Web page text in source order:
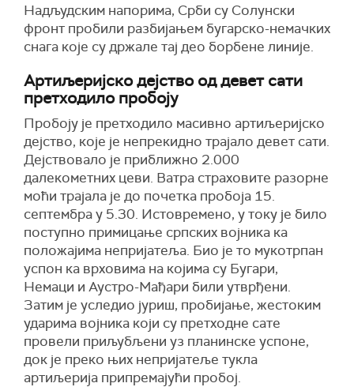
Надљудским напорима, Срби су Солунски
фронт пробили разбијањем бугарско-немачких
снага које су држале тај део борбене линије.
Артиљеријско дејство од девет сати
претходило пробоју
Пробоју је претходило масивно артиљеријско
дејство, које је непрекидно трајало девет сати.
Дејствовало је приближно 2.000
далекометних цеви. Ватра страховите разорне
моћи трајала је до почетка пробоја 15.
септембра у 5.30. Истовремено, у току је било
поступно примицање српских војника ка
положајима непријатеља. Био је то мукотрпан
успон ка врховима на којима су Бугари,
Немаци и Аустро-Мађари били утврђени.
Затим је уследио јуриш, пробијање, жестоким
ударима војника који су претходне сате
провели приљубљени уз планинске успоне,
док је преко њих непријатеље тукла
артиљерија припремајући пробој.